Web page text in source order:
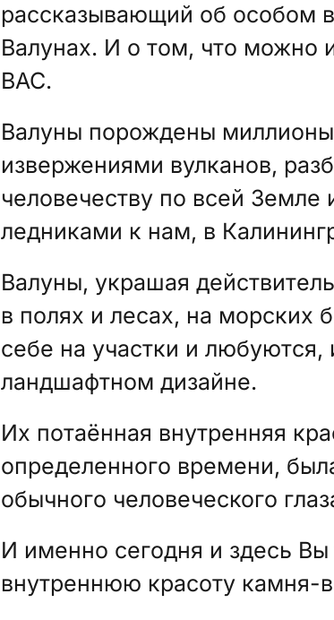
рассказывающий об особом
Валунах. И о том, что можно
ВАС.
Валуны порождены миллионы
извержениями вулканов,
человечеству по всей Земле
ледниками к нам, в
Валуны, украшая
в полях и лесах, на морских
себе на участки и любуются,
ландшафтном дизайне.
Их потаённая внутренняя
определенного времени,
обычного человеческого
И именно сегодня и здесь
внутреннюю красоту камня-